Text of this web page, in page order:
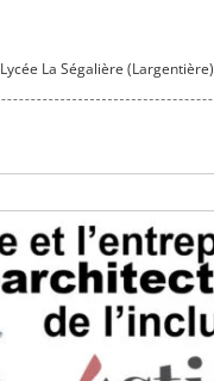
Lycée La Ségalière (Largentière)